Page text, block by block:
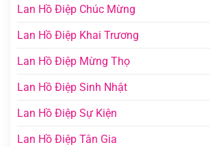
Lan Hồ Điệp Chúc Mừng
Lan Hồ Điệp Khai Trương
Lan Hồ Điệp Mừng Thọ
Lan Hồ Điệp Sinh Nhật
Lan Hồ Điệp Sự Kiện
Lan Hồ Điệp Tân Gia